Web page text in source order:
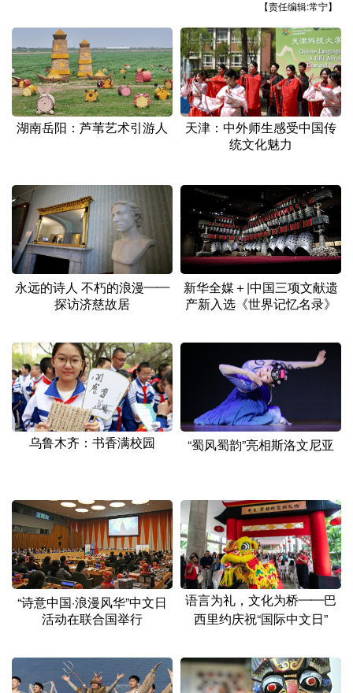
四川 贵州 云南 西藏
陕西 甘肃 青海 宁夏
新疆 内蒙古 黑龙江
多语种频道
English Español Français عربى
Русский язык 日本語 한국어
Deutsch Português
【责任编辑:常宁】
湖南岳阳：芦苇艺术引游人
天津：中外师生感受中国传
统文化魅力
永远的诗人 不朽的浪漫——
探访济慈故居
新华全媒＋|中国三项文献遗
产新入选《世界记忆名录》
乌鲁木齐：书香满校园 “蜀风蜀韵”亮相斯洛文尼亚
“诗意中国·浪漫风华”中文日
活动在联合国举行
语言为礼，文化为桥——巴
西里约庆祝“国际中文日”